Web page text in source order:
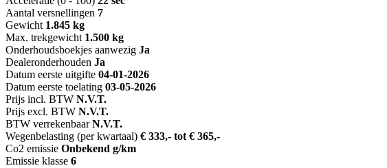
Aantal versnellingen 7
Gewicht 1.845 kg
Max. trekgewicht 1.500 kg
Onderhoudsboekjes aanwezig Ja
Dealeronderhouden Ja
Datum eerste uitgifte 04-01-2026
Datum eerste toelating 03-05-2026
Prijs incl. BTW N.V.T.
Prijs excl. BTW N.V.T.
BTW verrekenbaar N.V.T.
Wegenbelasting (per kwartaal) € 333,- tot € 365,-
Co2 emissie Onbekend g/km
Emissie klasse 6